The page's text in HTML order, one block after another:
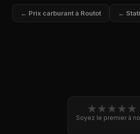
Automate CB 24/24.
← Prix carburant à Routot
←
★★★★★
Soyez le premier à